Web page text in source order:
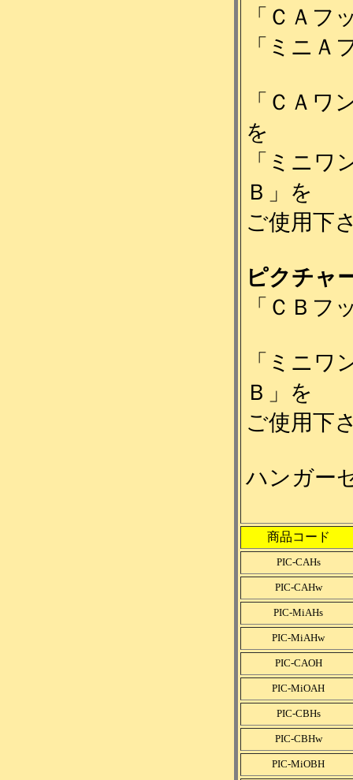
「ＣＡフ
「ミニＡ
「ＣＡワ
を
「ミニワ
Ｂ」 を
ご使用下
ピクチャ
「ＣＢフ
「ミニワ
Ｂ」 を
ご使用下
ハンガー
商品コード
PIC-CAHs
PIC-CAHw
PIC-MiAHs
PIC-MiAHw
PIC-CAOH
PIC-MiOAH
PIC-CBHs
PIC-CBHw
PIC-MiOBH